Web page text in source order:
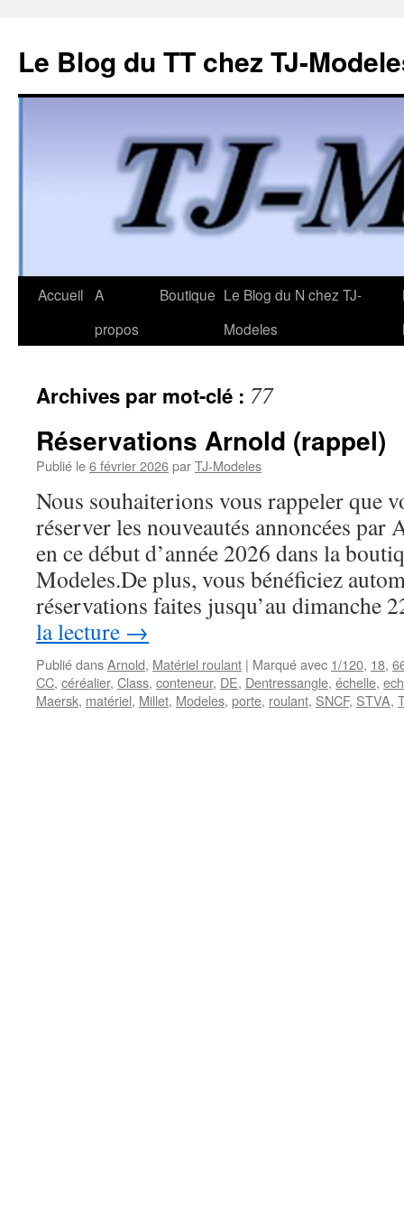
Le Blog du TT chez TJ-
Aller
Accueil A
propos
Boutique Le Blog du N chez TJ-
Modeles
Archives par mot-clé : 77
Réservations Arnold (rappel)
Publié le6 février 2026parTJ-Modeles
Nous souhaiterions vous rappeler que
réserver les nouveautés annoncées par
en ce début d’année 2026 dans la
Modeles.De plus, vous bénéficiez
réservations faites jusqu’au
la lecture →
Publié dansArnold, Matériel roulant | Marqué avec 1/120, 18,
CC, céréalier, Class, conteneur, DE, Dentressangle, échelle,
Maersk, matériel, Millet, Modeles, porte, roulant, SNCF, STVA,